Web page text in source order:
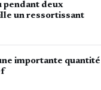
pendant deux
un ressortissant
importante quantité